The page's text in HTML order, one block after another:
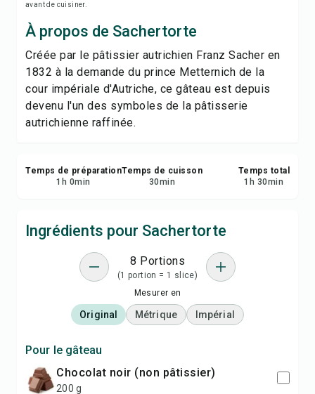
Partager
avant de cuisiner.
À propos de Sachertorte
Créée par le pâtissier autrichien Franz Sacher en
1832 à la demande du prince Metternich de la
cour impériale d'Autriche, ce gâteau est depuis
devenu l'un des symboles de la pâtisserie
autrichienne raffinée.
Temps de préparation
1 h 0min
Temps de cuisson
30min
Temps total
1 h 30min
Ingrédients pour Sachertorte
8 Portions
(1 portion = 1 slice)
Mesurer en
Original Métrique Impérial
Pour le gâteau
chocolat noir (non pâtissier)
200 g